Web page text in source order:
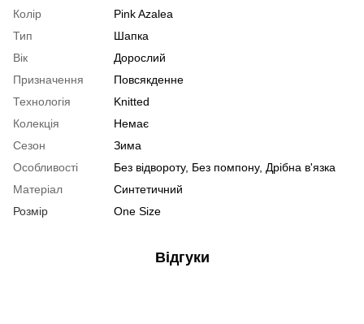
Колір
Pink Azalea
Тип
Шапка
Вік
Дорослий
Призначення
Повсякденне
Технологія
Knitted
Колекція
Немає
Сезон
Зима
Особливості
Без відвороту, Без помпону, Дрібна в'язка
Матеріал
Синтетичний
Розмір
One Size
Відгуки